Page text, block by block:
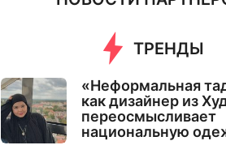
ТРЕНДЫ
«Неформальная
как дизайнер из
переосмысливает
национальную